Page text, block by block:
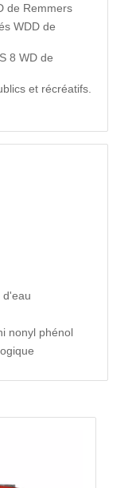
de Remmers
WDD de
8 WD de
et récréatifs.
d'eau
nonyl phénol